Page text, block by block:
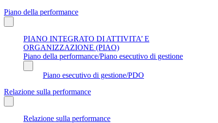
Piano della performance
PIANO INTEGRATO DI ATTIVITA’ E
ORGANIZZAZIONE (PIAO)
Piano della performance/Piano esecutivo di gestione
Piano esecutivo di gestione/PDO
Relazione sulla performance
Relazione sulla performance